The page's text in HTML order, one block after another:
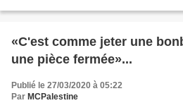
«C'est comme jeter une
une pièce fermée»...
Publié le 27/03/2020 à 05:22
Par MCPalestine